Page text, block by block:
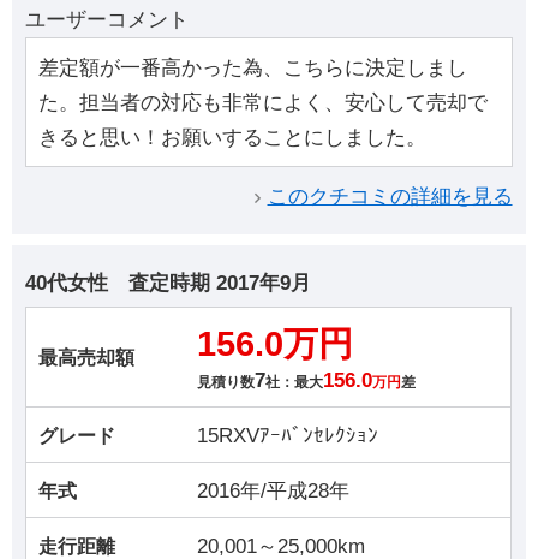
ユーザーコメント
差定額が一番高かった為、こちらに決定しまし
た。担当者の対応も非常によく、安心して売却で
きると思い！お願いすることにしました。
このクチコミの詳細を見る
40代女性 査定時期 2017年9月
最高売却額 156.0万円
見積り数7社：最大156.0万円差
グレード 15RXVｱｰﾊﾞﾝｾﾚｸｼｮﾝ
年式 2016年/平成28年
走行距離 20,001～25,000km